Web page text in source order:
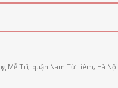
Mễ Trì, quận Nam Từ Liêm, Hà Nội